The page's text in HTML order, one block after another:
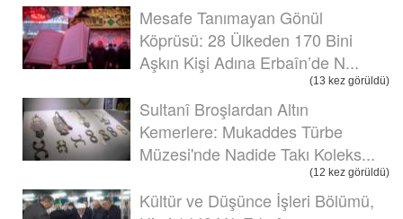
Mesafe Tanımayan Gönül
Köprüsü: 28 Ülkeden 170 Bini
Aşkın Kişi Adına Erbaîn’de N...
(13 kez görüldü)
Sultanî Broşlardan Altın
Kemerlere: Mukaddes Türbe
Müzesi'nde Nadide Takı Koleks...
(12 kez görüldü)
Kültür ve Düşünce İşleri Bölümü,